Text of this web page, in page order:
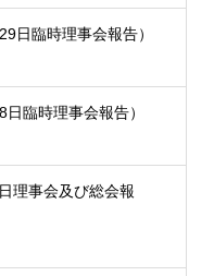
日臨時理事会報告）
臨時理事会報告）
理事会及び総会報